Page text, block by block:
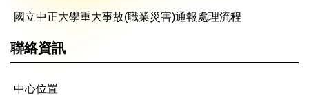
國立中正大學重大事故(職業災害)通報處理流程
聯絡資訊
中心位置